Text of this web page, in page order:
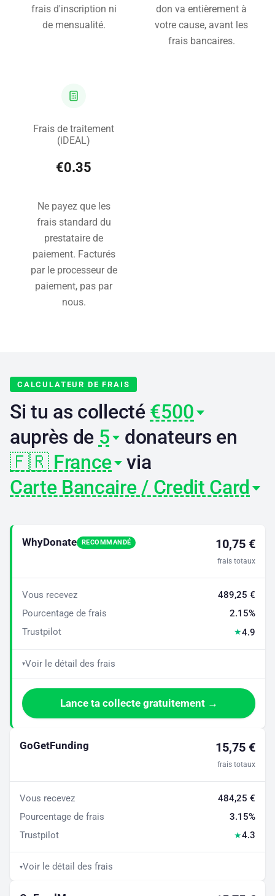
frais d'inscription ni
de mensualité.
don va entièrement à
votre cause, avant les
frais bancaires.
Frais de traitement
(iDEAL)
€0.35
Ne payez que les
frais standard du
prestataire de
paiement. Facturés
par le processeur de
paiement, pas par
nous.
CALCULATEUR DE FRAIS
Si tu as collecté €500
auprès de 5
donateurs en
🇫🇷 France
via
Carte Bancaire / Credit Card
WhyDonate RECOMMANDÉ 10,75 €
frais totaux
Vous recevez
489,25 €
Pourcentage de frais
2.15%
Trustpilot
★4.9
▾Voir le détail des frais
Lance ta collecte gratuitement →
GoGetFunding 15,75 €
frais totaux
Vous recevez
484,25 €
Pourcentage de frais
3.15%
Trustpilot
★4.3
▾Voir le détail des frais